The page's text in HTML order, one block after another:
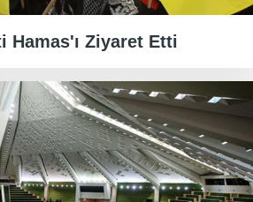
Hamas'ı Ziyaret Etti